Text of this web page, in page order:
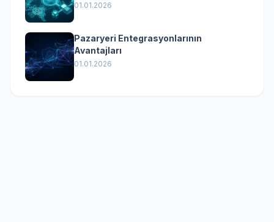
01.01.2026
Pazaryeri Entegrasyonlarının
Avantajları
01.01.2026